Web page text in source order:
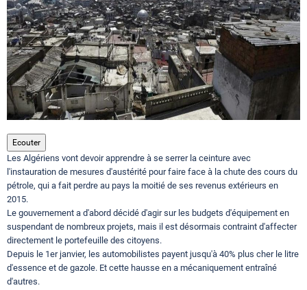
Circuits touristiques
Tourisme
Régions
Hotels
Evenements
Contact
Ecouter
Les Algériens vont devoir apprendre à se serrer la ceinture avec
l'instauration de mesures d'austérité pour faire face à la chute des cours du
pétrole, qui a fait perdre au pays la moitié de ses revenus extérieurs en
2015.
Le gouvernement a d'abord décidé d'agir sur les budgets d'équipement en
suspendant de nombreux projets, mais il est désormais contraint d'affecter
directement le portefeuille des citoyens.
Depuis le 1er janvier, les automobilistes payent jusqu'à 40% plus cher le litre
d'essence et de gazole. Et cette hausse en a mécaniquement entraîné
d'autres.